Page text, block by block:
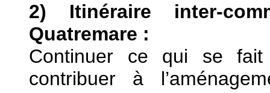
2) Itinéraire inter-
Quatremare :
Continuer ce qui se
contribuer à